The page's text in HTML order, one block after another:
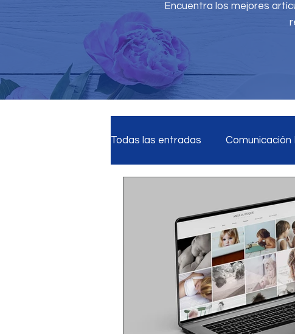
Encuentra los mejores
Todas las entradas
Medios Sociales Seguridad